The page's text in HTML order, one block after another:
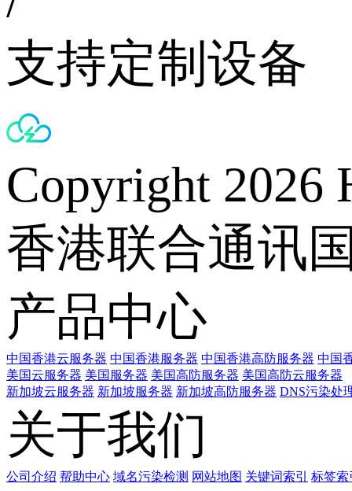
支持定制设备
Copyright 2026
香港联合通讯
产品中心
中国香港云服务器 中国香港服务器 中国香港高防服务器 中国
美国云服务器 美国服务器 美国高防服务器 美国高防云服务器
新加坡云服务器 新加坡服务器 新加坡高防服务器 DNS污染处
关于我们
公司介绍 帮助中心 域名污染检测 网站地图 关键词索引 标签索